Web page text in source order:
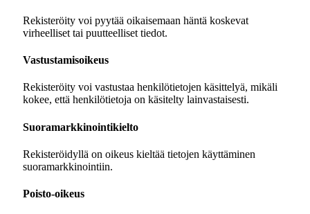
Rekisteröity voi pyytää oikaisemaan häntä koskevat
virheelliset tai puutteelliset tiedot.
Vastustamisoikeus
Rekisteröity voi vastustaa henkilötietojen käsittelyä, mikäli
kokee, että henkilötietoja on käsitelty lainvastaisesti.
Suoramarkkinointikielto
Rekisteröidyllä on oikeus kieltää tietojen käyttäminen
suoramarkkinointiin.
Poisto-oikeus